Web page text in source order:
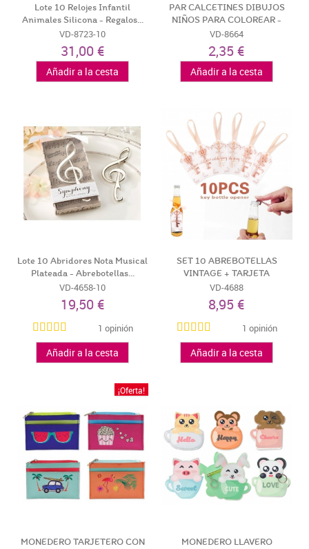
Lote 10 Relojes Infantil
Animales Silicona - Regalos...
VD-8723-10
31,00 €
Añadir a la cesta
PAR CALCETINES DIBUJOS
NIÑOS PARA COLOREAR -
Detalles...
VD-8664
2,35 €
Añadir a la cesta
Lote 10 Abridores Nota Musical
Plateada - Abrebotellas...
VD-4658-10
19,50 €
1 opinión
Añadir a la cesta
SET 10 ABREBOTELLAS
VINTAGE + TARJETA
CELEBRATING -...
VD-4688
8,95 €
1 opinión
Añadir a la cesta
¡Oferta!
MONEDERO TARJETERO CON
MONEDERO LLAVERO